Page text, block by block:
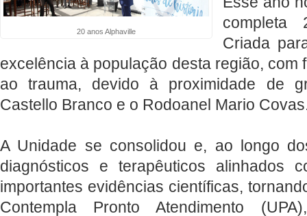
20 anos Alphaville
completa
Criada
excelência à população desta região, com
ao trauma, devido à proximidade de
Castello Branco e o Rodoanel Mario
A Unidade se consolidou e, ao longo
diagnósticos e terapêuticos alinhados
importantes evidências científicas,
Contempla Pronto Atendimento